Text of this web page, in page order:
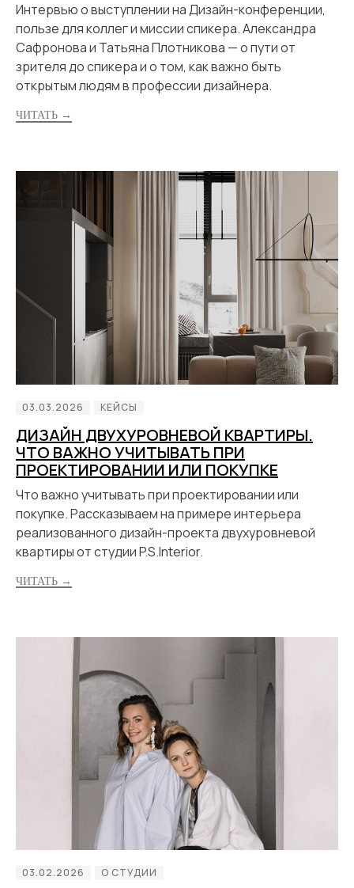
Интервью о выступлении на Дизайн-конференции,
пользе для коллег и миссии спикера. Александра
Сафронова и Татьяна Плотникова — о пути от
зрителя до спикера и о том, как важно быть
открытым людям в профессии дизайнера.
ЧИТАТЬ →
03.03.2026 КЕЙСЫ
ДИЗАЙН ДВУХУРОВНЕВОЙ КВАРТИРЫ.
ЧТО ВАЖНО УЧИТЫВАТЬ ПРИ
ПРОЕКТИРОВАНИИ ИЛИ ПОКУПКЕ
Что важно учитывать при проектировании или
покупке. Рассказываем на примере интерьера
реализованного дизайн-проекта двухуровневой
квартиры от студии P.S.Interior.
ЧИТАТЬ →
03.02.2026 О СТУДИИ